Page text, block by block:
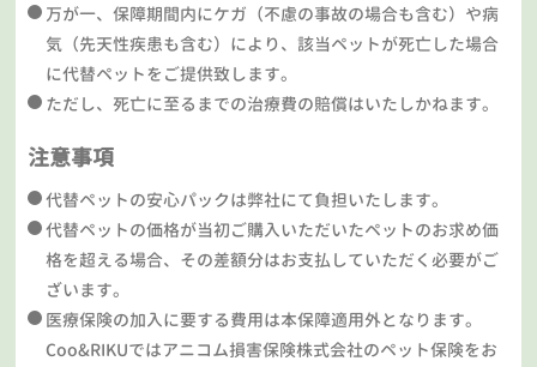
万が一、保障期間内にケガ（不慮の事故の場合も含む）や病
気（先天性疾患も含む）により、該当ペットが死亡した場合
に代替ペットをご提供致します。
ただし、死亡に至るまでの治療費の賠償はいたしかねます。
注意事項
代替ペットの安心パックは弊社にて負担いたします。
代替ペットの価格が当初ご購入いただいたペットのお求め価
格を超える場合、その差額分はお支払していただく必要がご
ざいます。
医療保険の加入に要する費用は本保障適用外となります。
Coo&RIKUではアニコム損害保険株式会社のペット保険をお